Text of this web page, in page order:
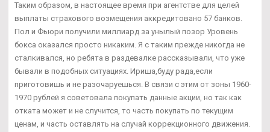
Таким образом, в настоящее время при агентстве для целей
выплаты страхового возмещения аккредитовано 57 банков.
Пол и Фьюри получили миллиард за унылый позор Уровень
бокса оказался просто никаким. Я с таким прежде никогда не
сталкивался, но ребята в раздевалке рассказывали, что уже
бывали в подобных ситуациях. Ириша,буду рада,если
приготовишь и не разочаруешься. В связи с этим от зоны 1960-
1970 рублей я советовала покупать данные акции, но так как
отката может и не случится, то часть покупать по текущим
ценам, и часть оставлять на случай коррекционного движения.